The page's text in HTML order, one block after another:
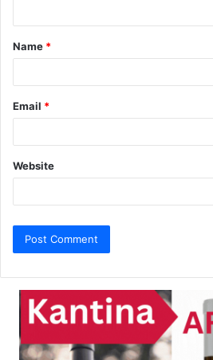
t
*
Name *
Email *
Website